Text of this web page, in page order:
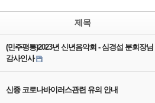
제목
(민주평통)2023년 신년음악회 - 심경섭 분회장님
감사인사
신종 코로나바이러스관련 유의 안내